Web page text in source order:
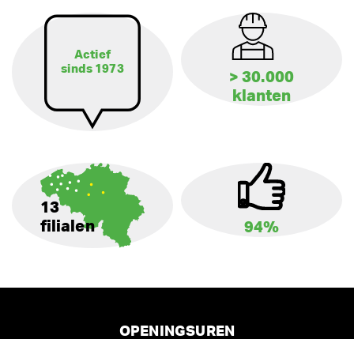
Actief
sinds 1973
> 30.000
klanten
13
filialen
94%
OPENINGSUREN